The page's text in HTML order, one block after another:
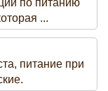
по питанию
...
питание при